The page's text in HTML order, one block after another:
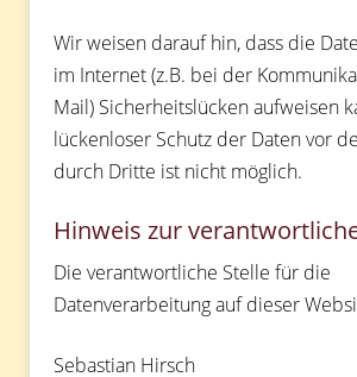
Wir weisen darauf hin, dass die
im Internet (z.B. bei der
Mail) Sicherheitslücken aufweisen
lückenloser Schutz der Daten vor
durch Dritte ist nicht möglich.
Hinweis zur
Die verantwortliche Stelle für die
Datenverarbeitung auf dieser
Sebastian Hirsch